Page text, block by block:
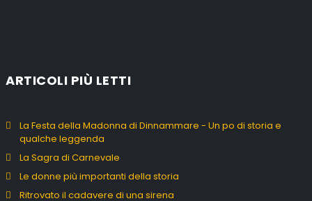
ARTICOLI PIÙ LETTI
La Festa della Madonna di Dinnammare - Un po di storia e
qualche leggenda
La Sagra di Carnevale
Le donne più importanti della storia
Ritrovato il cadavere di una sirena